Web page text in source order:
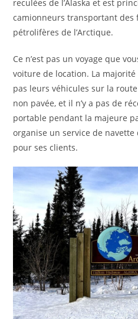
reculées de l’Alaska et est
camionneurs transportant des
pétrolifères de l’Arctique.
Ce n’est pas un voyage que
voiture de location. La
pas leurs véhicules sur la
non pavée, et il n’y a pas de
portable pendant la majeure
organise un service de
pour ses clients.